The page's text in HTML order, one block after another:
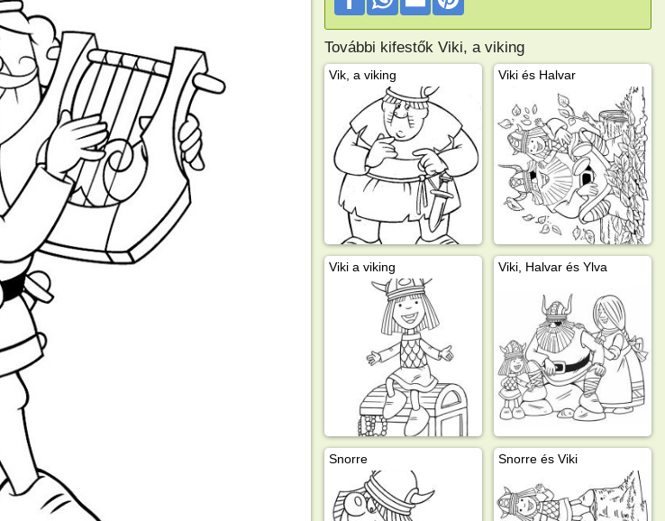
További kifestők Viki, a viking
Vik, a viking Viki és Halvar
Viki a viking Viki, Halvar és Ylva
Snorre Snorre és Viki